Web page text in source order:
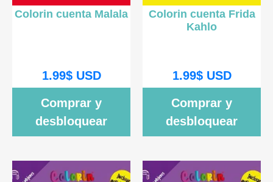
Colorin cuenta Malala
1.99$USD
Comprar y
desbloquear
Colorin cuenta Frida
Kahlo
1.99$USD
Comprar y
desbloquear